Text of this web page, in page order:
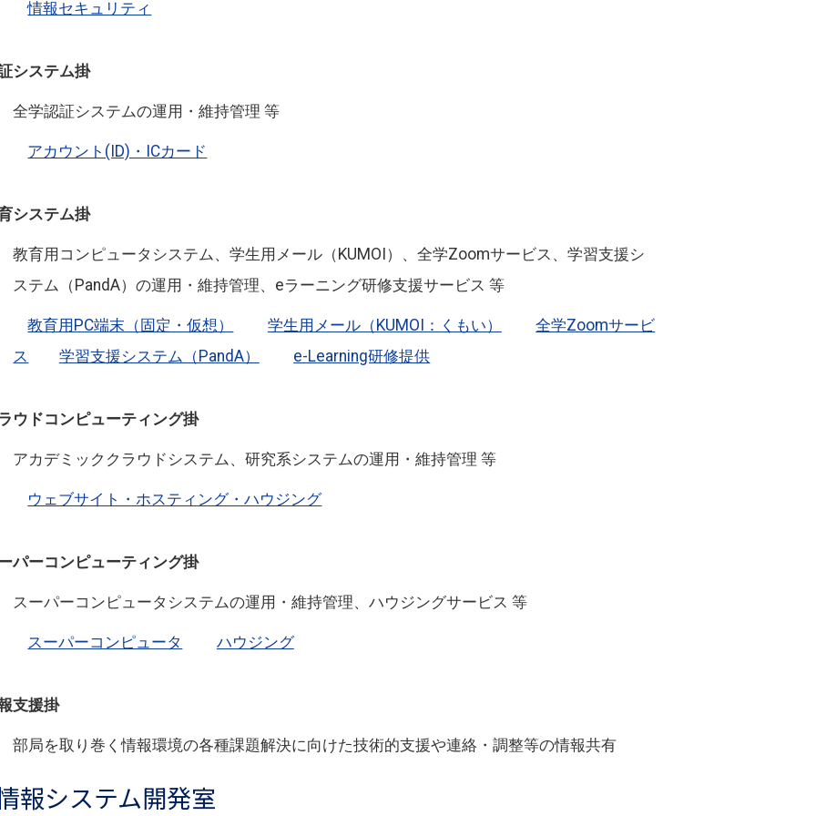
情報セキュリティ
システム掛
全学認証システムの運用・維持管理 等
アカウント(ID)・ICカード
システム掛
教育用コンピュータシステム、学生用メール（KUMOI）、全学Zoomサービス、学習支援シ
ステム（PandA）の運用・維持管理、eラーニング研修支援サービス 等
教育用PC端末（固定・仮想） 学生用メール（KUMOI：くもい）
全学Zoomサービ
ス
学習支援システム（PandA） e-Learning研修提供
ウドコンピューティング掛
アカデミッククラウドシステム、研究系システムの運用・維持管理 等
ウェブサイト・ホスティング・ハウジング
パーコンピューティング掛
スーパーコンピュータシステムの運用・維持管理、ハウジングサービス 等
スーパーコンピュータ ハウジング
支援掛
部局を取り巻く情報環境の各種課題解決に向けた技術的支援や連絡・調整等の情報共有
報システム開発室